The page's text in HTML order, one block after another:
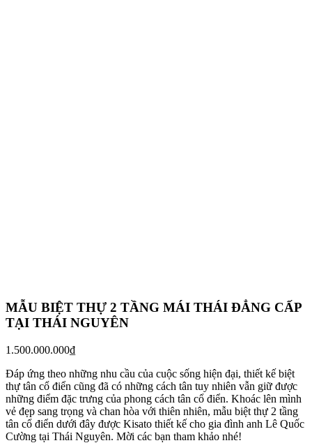
MẪU BIỆT THỰ 2 TẦNG MÁI THÁI ĐẲNG CẤP
TẠI THÁI NGUYÊN
1.500.000.000₫
Đáp ứng theo những nhu cầu của cuộc sống hiện đại, thiết kế biệt
thự tân cổ điển cũng đã có những cách tân tuy nhiên vẫn giữ được
những điểm đặc trưng của phong cách tân cổ điển. Khoác lên mình
vẻ đẹp sang trọng và chan hòa với thiên nhiên, mẫu biệt thự 2 tầng
tân cổ điển dưới đây được Kisato thiết kế cho gia đình anh Lê Quốc
Cường tại Thái Nguyên. Mời các bạn tham khảo nhé!